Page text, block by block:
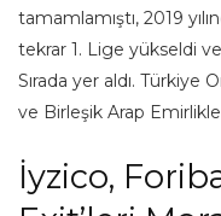
tamamlamıştı, 2019
tekrar 1. Lige yükseldi
Sırada yer aldı. Türkiye
ve Birleşik Arap
İyzico,